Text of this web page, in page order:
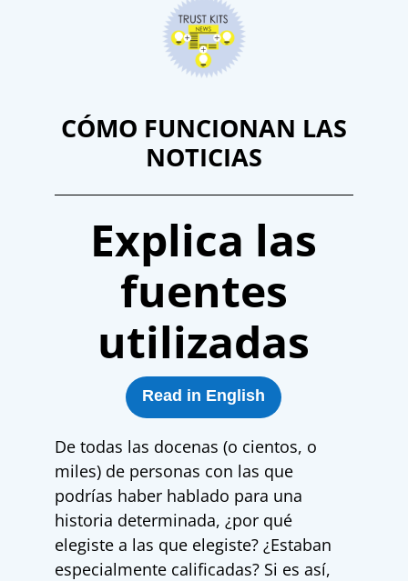
CÓMO FUNCIONAN LAS
NOTICIAS
Explica las
fuentes
utilizadas
Read in English
De todas las docenas (o cientos, o
miles) de personas con las que
podrías haber hablado para una
historia determinada, ¿por qué
elegiste a las que elegiste? ¿Estaban
especialmente calificadas? Si es así,